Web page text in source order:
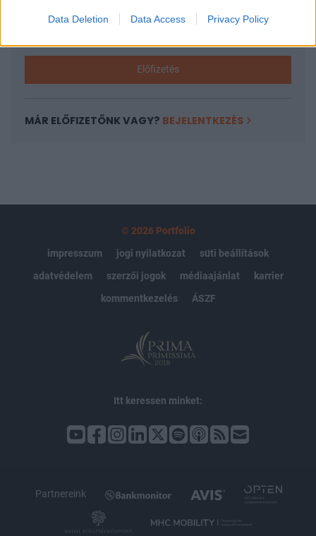
Data Deletion Data Access Privacy Policy
Kötéslisták: BÉT elmúlt 2 év napon belüli
Előfizetés
MÁR ELŐFIZETŐNK VAGY? BEJELENTKEZÉS
© 2026 Portfolio
impresszum
jogi nyilatkozat
süti beállítások
adatvédelem
szerzői jogok médiaajánlat
karrier
kommentkezelés
ÁSZF
Itt keressen minket:
Partnereink